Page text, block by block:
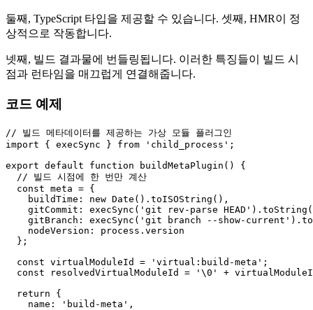
둘째, TypeScript 타입을 제공할 수 있습니다. 셋째, HMR이 정
상적으로 작동합니다.
넷째, 빌드 결과물에 번들링됩니다. 이러한 특징들이 빌드 시
점과 런타임을 매끄럽게 연결해줍니다.
코드 예제
// 빌드 메타데이터를 제공하는 가상 모듈 플러그인
import { execSync } from 'child_process' ;
export default function buildMetaPlugin ( ) {
// 빌드 시점에 한 번만 계산
const meta = {
buildTime : new Date (). toISOString (),
gitCommit : execSync ( 'git rev-parse HEAD' ). toString
gitBranch : execSync ( 'git branch --show-current' ).
nodeVersion : process. version
  };
const virtualModuleId = 'virtual:build-meta' ;
const resolvedVirtualModuleId = '\0'
+
return {
name : 'build-meta' ,